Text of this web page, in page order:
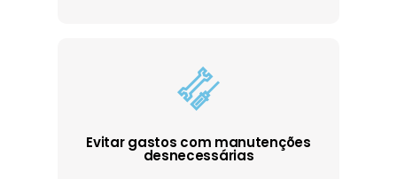
Evitar gastos com manutenções
desnecessárias